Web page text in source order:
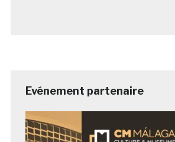
Evénement partenaire